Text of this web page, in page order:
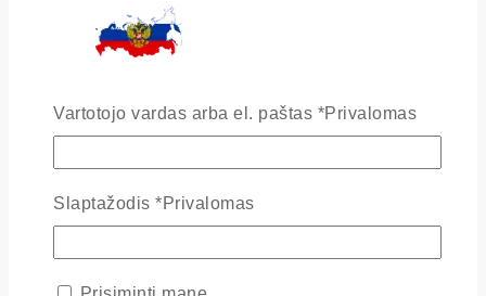
Vartotojo vardas arba el. paštas *Privalomas
Slaptažodis *Privalomas